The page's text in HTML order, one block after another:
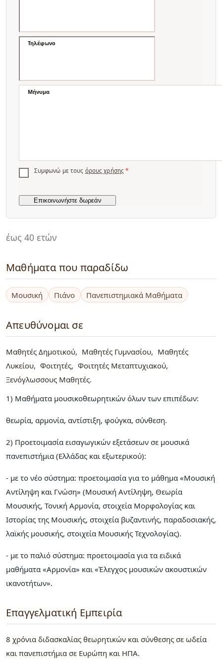
έως 40 ετών
Μαθήματα που παραδίδω
Μουσική Πιάνο Πανεπιστημιακά Μαθήματα
Απευθύνομαι σε
Μαθητές Δημοτικού Μαθητές Γυμνασίου
Μαθητές
Λυκείου
Φοιτητές
Φοιτητές Μεταπτυχιακού
Ξενόγλωσσους Μαθητές
1) Μαθήματα μουσικοθεωρητικών όλων των επιπέδων:
θεωρία, αρμονία, αντίστιξη, φούγκα, σύνθεση.
2) Προετοιμασία εισαγωγικών εξετάσεων σε μουσικά
πανεπιστήμια (Ελλάδας και εξωτερικού):
- με το νέο σύστημα: προετοιμασία για το μάθημα «Μουσική
Αντίληψη και Γνώση» (Μουσική Αντίληψη, Θεωρία
Μουσικής, Τονική Αρμονία, στοιχεία Μορφολογίας και
Ιστορίας της Μουσικής, στοιχεία βυζαντινής, παραδοσιακής,
λαϊκής μουσικής, στοιχεία Μουσικής Τεχνολογίας).
- με το παλιό σύστημα: προετοιμασία για τα ειδικά
μαθήματα «Αρμονία» και «Έλεγχος μουσικών ακουστικών
ικανοτήτων».
Επαγγελματική Εμπειρία
8 χρόνια διδασκαλίας θεωρητικών και σύνθεσης σε ωδεία
και πανεπιστήμια σε Ευρώπη και ΗΠΑ.
Τηλέφωνο
Μήνυμα
Συμφωνώ με τους όρους χρήσης *